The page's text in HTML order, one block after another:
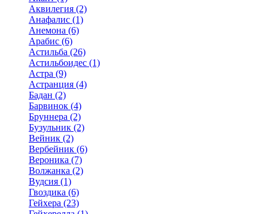
Аквилегия (2)
Анафалис (1)
Анемона (6)
Арабис (6)
Астильба (26)
Астильбоидес (1)
Астра (9)
Астранция (4)
Бадан (2)
Барвинок (4)
Бруннера (2)
Бузульник (2)
Вейник (2)
Вербейник (6)
Вероника (7)
Волжанка (2)
Вудсия (1)
Гвоздика (6)
Гейхера (23)